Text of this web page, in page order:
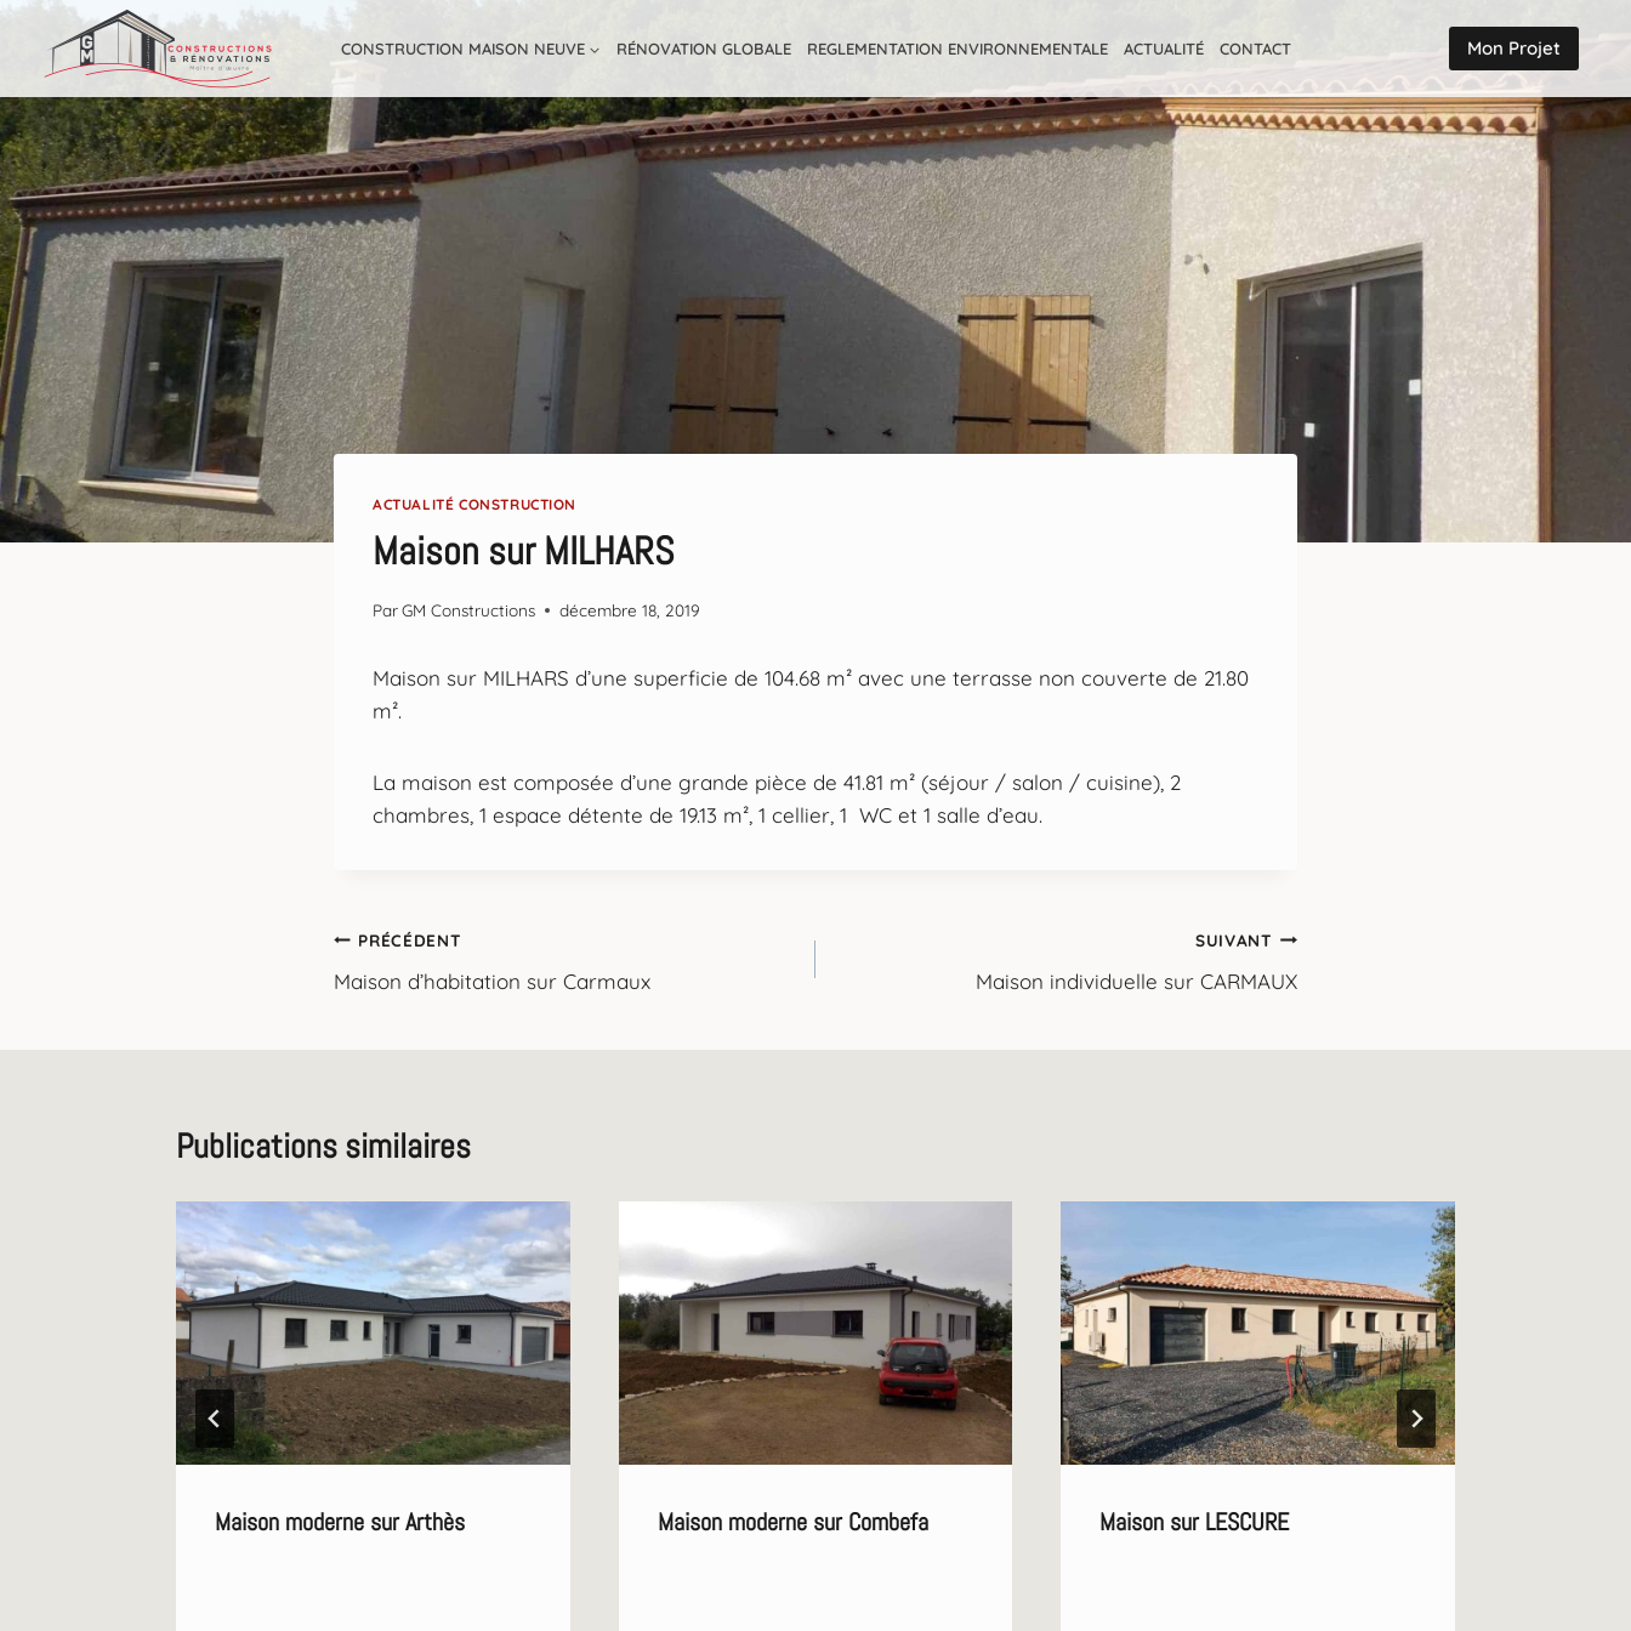
Aller
contenu
CONSTRUCTION MAISON NEUVE RÉNOVATION GLOBALE REGLEMENTATION ENVIRONNEMENTALE ACTUALITÉ CONTACT Mon Projet
ACTUALITÉ CONSTRUCTION
Maison sur MILHARS
ParGM Constructions décembre 18, 2019
Maison sur MILHARS d’une superficie de 104.68 m² avec une terrasse non couverte de 21.80
m².
La maison est composée d’une grande pièce de 41.81 m² (séjour / salon / cuisine), 2
chambres, 1 espace détente de 19.13 m², 1 cellier, 1 WC et 1 salle d’eau.
Navigation
de
PRÉCÉDENT
Maison d’habitation sur Carmaux
SUIVANT
Maison individuelle sur CARMAUX
Publications similaires
Maison moderne sur Arthès Maison moderne sur Combefa Maison sur LESCURE